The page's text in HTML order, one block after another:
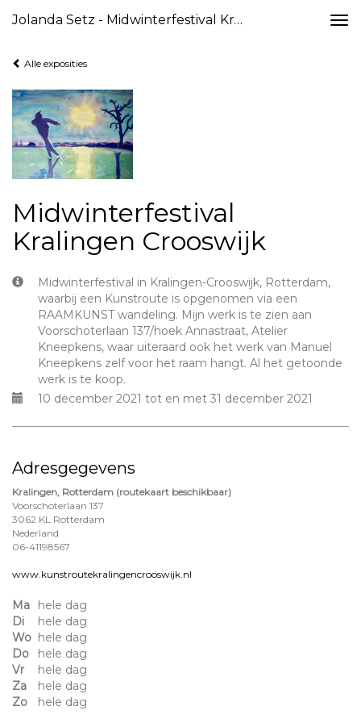
Jolanda Setz - Midwinterfestival Kralingen Crooswijk
Alle exposities
Midwinterfestival
Kralingen Crooswijk
Midwinterfestival in Kralingen-Crooswijk, Rotterdam,
waarbij een Kunstroute is opgenomen via een
RAAMKUNST wandeling. Mijn werk is te zien aan
Voorschoterlaan 137/hoek Annastraat, Atelier
Kneepkens, waar uiteraard ook het werk van Manuel
Kneepkens zelf voor het raam hangt. Al het getoonde
werk is te koop.
10 december 2021 tot en met 31 december 2021
Adresgegevens
Kralingen, Rotterdam (routekaart beschikbaar)
Voorschoterlaan 137
3062 KL Rotterdam
Nederland
06-41198567
www.kunstroutekralingencrooswijk.nl
Ma
hele dag
Di
hele dag
Wo hele dag
Do
hele dag
Vr
hele dag
Za
hele dag
Zo
hele dag